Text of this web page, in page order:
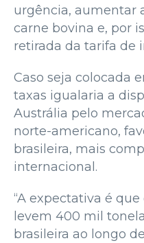
urgência, aumentar
carne bovina e, por
retirada da tarifa de
Caso seja colocada
taxas igualaria a
Austrália pelo
norte-americano,
brasileira, mais
internacional.
“A expectativa é
levem 400 mil
brasileira ao longo